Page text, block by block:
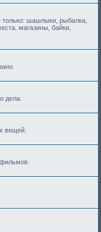
только: шашлыки, рыбалка,
магазины, байки,
дела.
вещей.